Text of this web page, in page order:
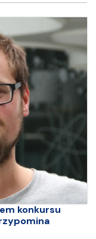
konkursu